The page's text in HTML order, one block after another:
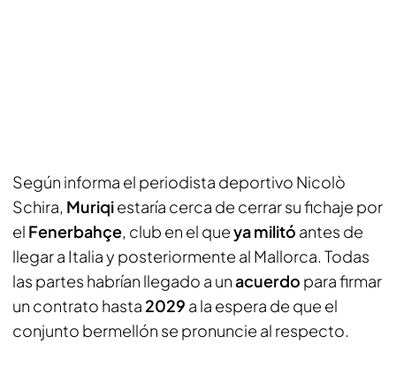
Según informa el periodista deportivo Nicolò
Schira, Muriqiestaría cerca de cerrar su fichaje por
el Fenerbahçe, club en el queya militó antes de
llegar a Italia y posteriormente al Mallorca. Todas
las partes habrían llegado a unacuerdo para firmar
un contrato hasta 2029 a la espera de que el
conjunto bermellón se pronuncie al respecto.